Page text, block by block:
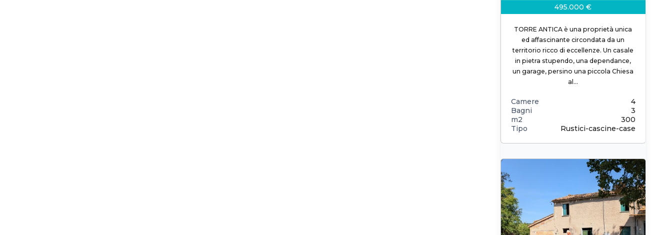
495.000 €
TORRE ANTICA è una proprietà unica
ed affascinante circondata da un
territorio ricco di eccellenze. Un casale
in pietra stupendo, una dependance,
un garage, persino una piccola Chiesa
al…
Camere
4
Bagni
3
m2
300
Tipo
Rustici-cascine-case